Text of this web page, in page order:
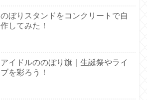
のぼりスタンドをコンクリートで自
作してみた！
アイドルののぼり旗｜生誕祭やライ
ブを彩ろう！